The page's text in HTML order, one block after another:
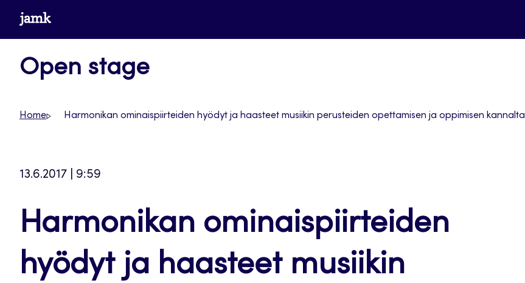
Siirrywww.jamk.fi
Open stage
Home Harmonikan ominaispiirteiden hyödyt ja haasteet musiikin perusteiden opettamisen ja oppimisen kannalta
13.6.2017 | 9:59
Harmonikan ominaispiirteiden
hyödyt ja haasteet musiikin